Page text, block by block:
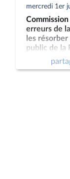
mercredi 1er
erreurs de
les résorber
public de la
nouvelle loi